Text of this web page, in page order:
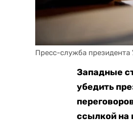
Пресс-служба президента
Западные
убедить
ссылкой на